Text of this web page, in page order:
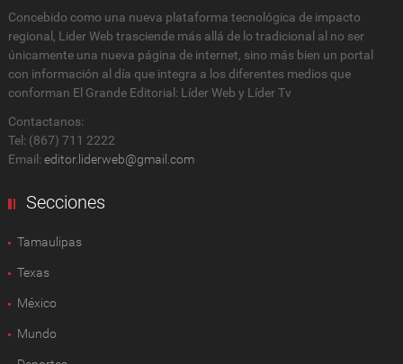
Concebido como una nueva plataforma tecnológica de impacto
regional, Lider Web trasciende más allá de lo tradicional al no ser
únicamente una nueva página de internet, sino más bien un portal
con información al día que integra a los diferentes medios que
conforman El Grande Editorial: Líder Web y Líder Tv
Contactanos:
Tel: (867) 711 2222
Email: editor.liderweb@gmail.com
Secciones
Tamaulipas
Texas
México
Mundo